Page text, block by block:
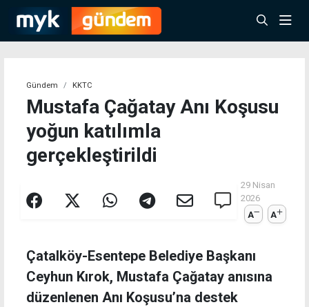
Gündem KKTC
Mustafa Çağatay Anı Koşusu
yoğun katılımla
gerçekleştirildi
29 Nisan
2026
A
A
Çatalköy-Esentepe Belediye Başkanı
Ceyhun Kırok, Mustafa Çağatay anısına
düzenlenen Anı Koşusu’na destek